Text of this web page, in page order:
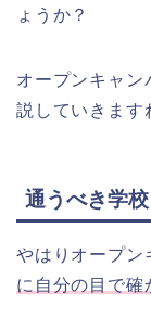
ょうか？
オープンキャン
説していきます
通うべき学
やはりオープン
に自分の目で確